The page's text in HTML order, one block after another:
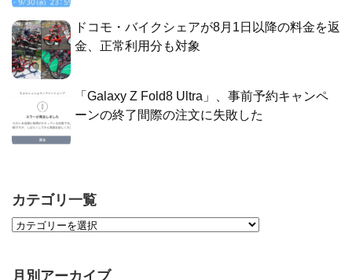
ドコモ・バイクシェアが8月1日以降の料金を返
金、正常利用分も対象
「Galaxy Z Fold8 Ultra」、事前予約キャンペ
ーンの終了間際の注文に失敗した
カテゴリ一覧
月別アーカイブ